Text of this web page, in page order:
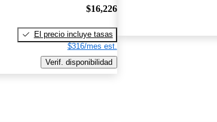
$16,226
El precio incluye tasas
$316/mes est.
Verif. disponibilidad